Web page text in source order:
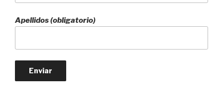
Apellidos (obligatorio)